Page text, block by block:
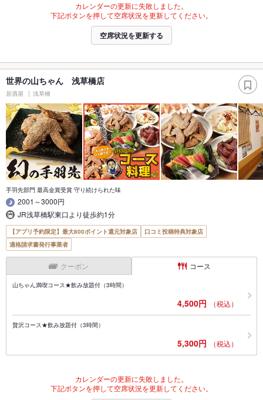
カレンダーの更新に失敗しました。
下記ボタンを押して空席状況を更新してください。
空席状況を更新する
世界の山ちゃん 浅草橋店
居酒屋 浅草橋
手羽先部門 最高金賞受賞 守り続けられた味
2001～3000円
JR浅草橋駅東口より徒歩約1分
【アプリ予約限定】最大800ポイント還元対象店
口コミ投稿特典対象店
適格請求書発行事業者
クーポン コース
山ちゃん満喫コース★飲み放題付（3時間）
4,500円 （税込）
贅沢コース★飲み放題付（3時間）
5,300円 （税込）
カレンダーの更新に失敗しました。
下記ボタンを押して空席状況を更新してください。